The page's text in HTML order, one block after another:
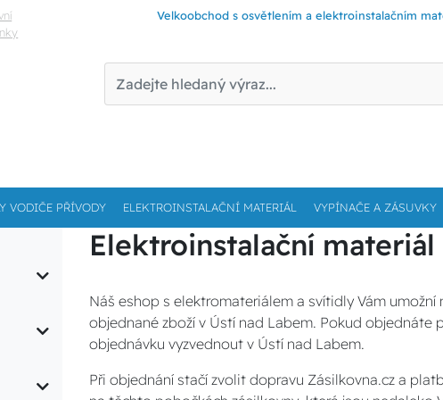
Velkoobchod s osvětlením a elektroinstalačním
VODIČE PŘÍVODY ELEKTROINSTALAČNÍ MATERIÁL VYPÍNAČE A ZÁSUVKY
Elektroinstalační
Náš eshop s elektromateriálem a svítidly Vám
objednané zboží v Ústí nad Labem. Pokud objednáte
objednávku vyzvednout v Ústí nad Labem.
Při objednání stačí zvolit dopravu Zásilkovna.cz a